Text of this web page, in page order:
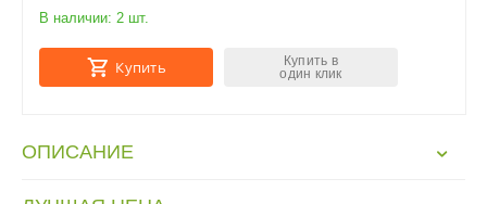
В наличии: 2 шт.
Купить
Купить в
один клик
ОПИСАНИЕ